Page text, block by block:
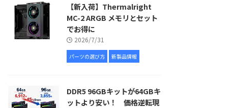
【新入荷】Thermalright
MC-2 ARGB メモリとセット
でお得に
2026/7/31
パーツの選び方 新製品情報
DDR5 96GBキットが64GBキ
ットより安い！ 価格逆転現